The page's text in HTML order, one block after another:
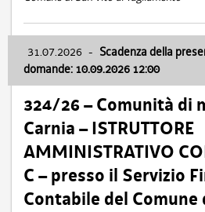
31.07.2026 - Scadenza della
domande: 10.09.2026 12:00
324/26 – Comunità di
Carnia – ISTRUTTORE
AMMINISTRATIVO
C – presso il Servizio
Contabile del Comune